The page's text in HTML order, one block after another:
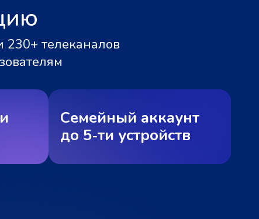
230+ телеканалов
Семейный аккаунт
до 5‑ти устройств